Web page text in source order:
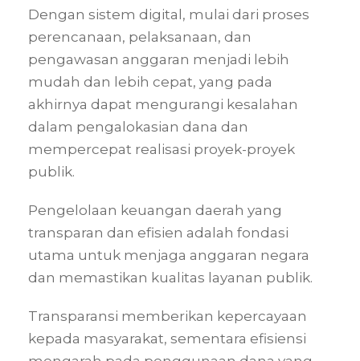
Dengan sistem digital, mulai dari proses
perencanaan, pelaksanaan, dan
pengawasan anggaran menjadi lebih
mudah dan lebih cepat, yang pada
akhirnya dapat mengurangi kesalahan
dalam pengalokasian dana dan
mempercepat realisasi proyek-proyek
publik.
Pengelolaan keuangan daerah yang
transparan dan efisien adalah fondasi
utama untuk menjaga anggaran negara
dan memastikan kualitas layanan publik.
Transparansi memberikan kepercayaan
kepada masyarakat, sementara efisiensi